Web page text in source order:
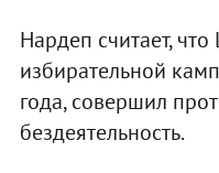
Нардеп считает,
избирательной
года, совершил
бездеятельность.